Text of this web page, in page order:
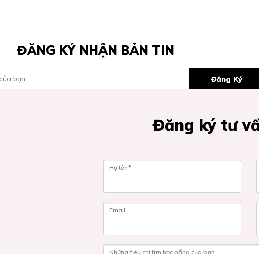
ĐĂNG KÝ NHẬN BẢN TIN
Đăng Ký
Đăng ký tư
Họ tên*
Email
Những tiêu chí tìm học bổng của bạn